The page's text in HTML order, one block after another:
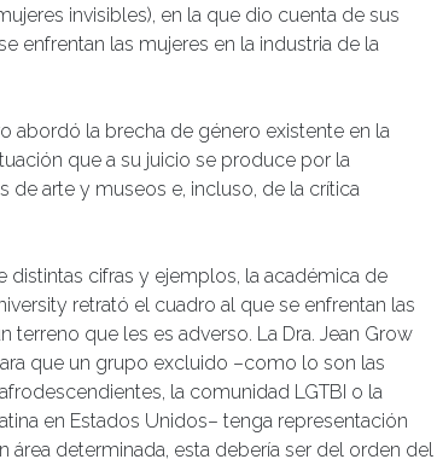
invisibles), en la que dio cuenta de sus
enfrentan las mujeres en la industria de la
abordó la brecha de género existente en la
que a su juicio se produce por la
de arte y museos e, incluso, de la crítica
distintas cifras y ejemplos, la académica de
retrató el cuadro al que se enfrentan las
terreno que les es adverso. La Dra. Jean Grow
que un grupo excluido –como lo son las
la comunidad LGTBI o la
en Estados Unidos– tenga representación
área determinada, esta debería ser del orden del